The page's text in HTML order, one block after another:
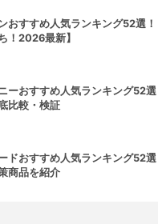
おすすめ人気ランキング52選
！2026最新】
ーおすすめ人気ランキング52
比較・検証
ドおすすめ人気ランキング52
商品を紹介